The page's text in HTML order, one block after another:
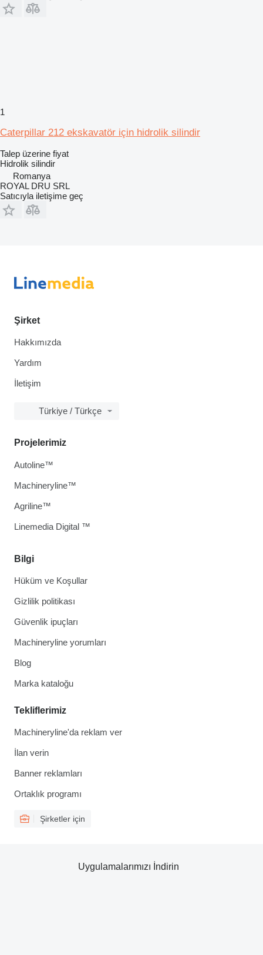
1
Caterpillar 212 ekskavatör için hidrolik silindir
Talep üzerine fiyat
Hidrolik silindir
Romanya
ROYAL DRU SRL
Satıcıyla iletişime geç
Şirket
Hakkımızda
Yardım
İletişim
Türkiye / Türkçe
Bilgi
Hüküm ve Koşullar
Gizlilik politikası
Güvenlik ipuçları
Machineryline yorumları
Blog
Marka kataloğu
Tekliflerimiz
Machineryline'da reklam ver
İlan verin
Banner reklamları
Ortaklık programı
Şirketler için
Projelerimiz
Autoline™
Machineryline™
Agriline™
Linemedia Digital ™
Uygulamalarımızı İndirin